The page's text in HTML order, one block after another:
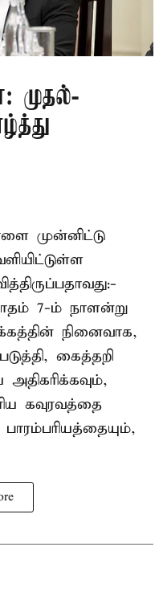
முதல்-
முன்னிட்டு
7-ம் நாளன்று
நினைவாக,
கைத்தறி
கவுரவத்தை